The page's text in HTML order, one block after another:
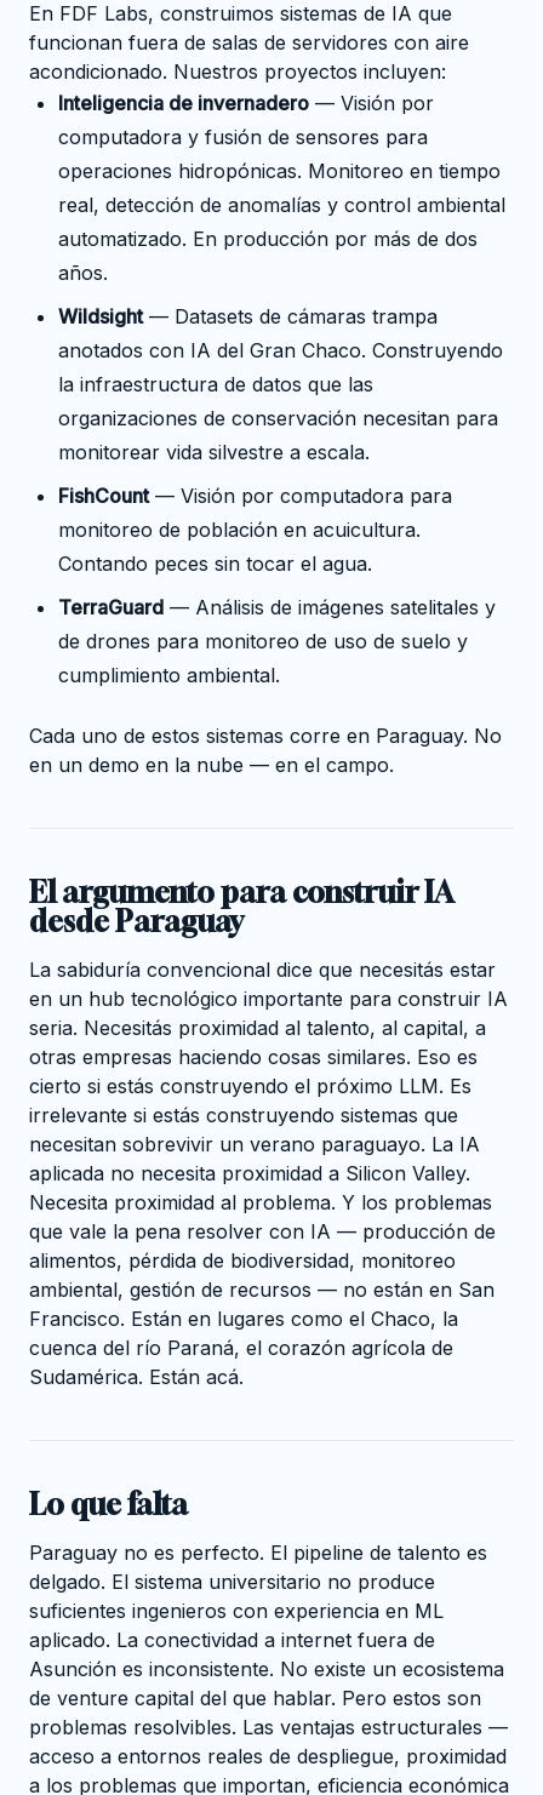
En FDF Labs, construimos sistemas de IA que
funcionan fuera de salas de servidores con aire
acondicionado. Nuestros proyectos incluyen:
Inteligencia de invernadero — Visión por
computadora y fusión de sensores para
operaciones hidropónicas. Monitoreo en tiempo
real, detección de anomalías y control ambiental
automatizado. En producción por más de dos
años.
Wildsight— Datasets de cámaras trampa
anotados con IA del Gran Chaco. Construyendo
la infraestructura de datos que las
organizaciones de conservación necesitan para
monitorear vida silvestre a escala.
FishCount— Visión por computadora para
monitoreo de población en acuicultura.
Contando peces sin tocar el agua.
TerraGuard — Análisis de imágenes satelitales y
de drones para monitoreo de uso de suelo y
cumplimiento ambiental.
Cada uno de estos sistemas corre en Paraguay. No
en un demo en la nube — en el campo.
El argumento para construir IA
desde Paraguay
La sabiduría convencional dice que necesitás estar
en un hub tecnológico importante para construir IA
seria. Necesitás proximidad al talento, al capital, a
otras empresas haciendo cosas similares. Eso es
cierto si estás construyendo el próximo LLM. Es
irrelevante si estás construyendo sistemas que
necesitan sobrevivir un verano paraguayo. La IA
aplicada no necesita proximidad a Silicon Valley.
Necesita proximidad al problema. Y los problemas
que vale la pena resolver con IA — producción de
alimentos, pérdida de biodiversidad, monitoreo
ambiental, gestión de recursos — no están en San
Francisco. Están en lugares como el Chaco, la
cuenca del río Paraná, el corazón agrícola de
Sudamérica. Están acá.
Lo que falta
Paraguay no es perfecto. El pipeline de talento es
delgado. El sistema universitario no produce
suficientes ingenieros con experiencia en ML
aplicado. La conectividad a internet fuera de
Asunción es inconsistente. No existe un ecosistema
de venture capital del que hablar. Pero estos son
problemas resolvibles. Las ventajas estructurales —
acceso a entornos reales de despliegue, proximidad
a los problemas que importan, eficiencia económica